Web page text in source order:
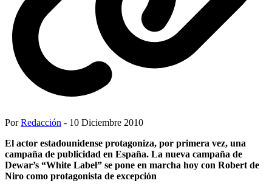
PorRedacción - 10 Diciembre 2010
El actor estadounidense protagoniza, por primera vez, una
campaña de publicidad en España. La nueva campaña de
Dewar’s “White Label” se pone en marcha hoy con Robert de
Niro como protagonista de excepción